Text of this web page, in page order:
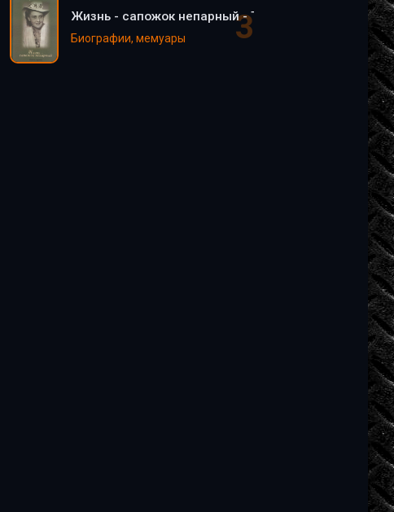
Жизнь - сапожок непарный - Тамара Петкевич
Биографии, мемуары